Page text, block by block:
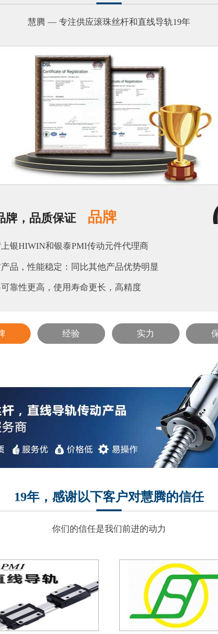
减震器 查看更多产品
珠丝杆-端塞型系列FDDC 上银HIWIN滚珠丝杆转
空气弹簧减震器PAL系列 PGSE-15-7
慧腾 — 专注供应滚珠丝杆和直线导轨19年
牌，品质保证 品牌
银HIWIN和银泰PMI传动元件代理商
品，性能稳定：同比其他产品优势明显
靠性更高，使用寿命更长，高精度
经验 实力
19年，感谢以下客户对慧腾的信任
你们的信任是我们前进的动力